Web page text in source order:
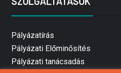
Pályázatírás
Pályázati Előminősítés
Pályázati tanácsadás